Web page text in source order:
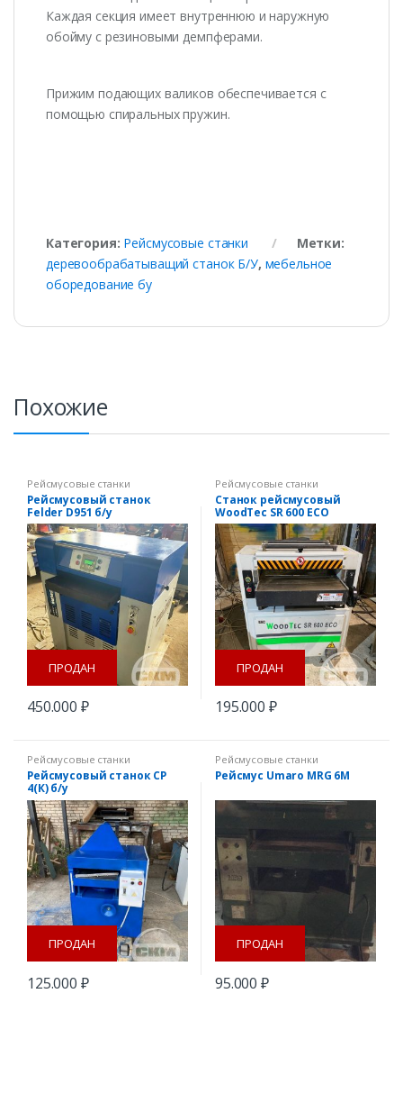
Каждая секция имеет внутреннюю и наружную
обойму с резиновыми демпферами.
Прижим подающих валиков обеспечивается с
помощью спиральных пружин.
Категория: Рейсмусовые станки
Метки:
деревообрабатыващий станок Б/У, мебельное
оборедование бу
Похожие
Рейсмусовые станки
Рейсмусовый станок
Felder D951 б/у
ПРОДАН
450.000 ₽
Рейсмусовые станки
Станок рейсмусовый
WoodTec SR 600 ECO
ПРОДАН
195.000 ₽
Рейсмусовые станки
Рейсмусовый станок СР
4(К) б/у
ПРОДАН
125.000 ₽
Рейсмусовые станки
Рейсмус Umaro MRG 6M
ПРОДАН
95.000₽